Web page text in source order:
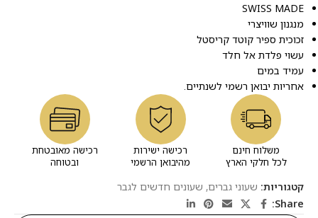
SWISS MADE
מנגנון שוויצרי
זכוכית ספיר קוטד קריסטל
עשוי פלדת אל חלד
עמיד במים
אחריות יבואן רשמי לשנתיים.
משלוח חינם
לכל חלקי הארץ
רכישה ישירות
מהיבואן הרשמי
רכישה מאובטחת
ובטוחה
קטגוריות: שעוני גברים, שעונים חדשים לגבר
Share: